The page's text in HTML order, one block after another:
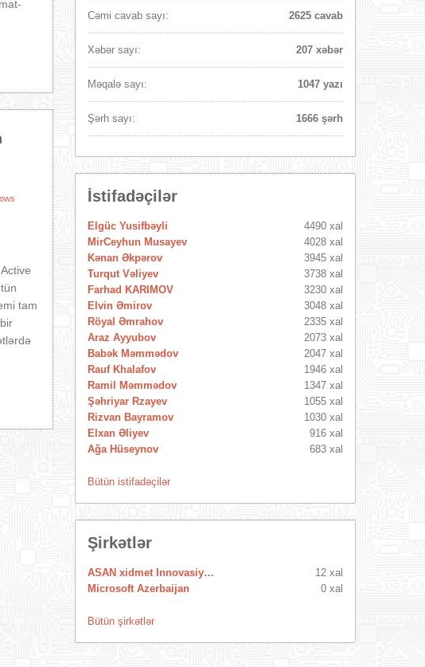
tam
Cəmi cavab sayı: 2625 cavab
Xəbər sayı: 207 xəbər
Məqalə sayı: 1047 yazı
Şərh sayı: 1666 şərh
İstifadəçilər
Elgüc Yusifbəyli
4490 xal
MirCeyhun Musayev
4028 xal
Kənan Əkpərov
3945 xal
Turqut Vəliyev
3738 xal
Farhad KARIMOV
3230 xal
Elvin Əmirov
3048 xal
Röyal Əmrahov
2335 xal
Araz Ayyubov
2073 xal
Babək Məmmədov
2047 xal
Rauf Khalafov
1946 xal
Ramil Məmmədov
1347 xal
Şəhriyar Rzayev
1055 xal
Rizvan Bayramov
1030 xal
Elxan Əliyev
916 xal
Ağa Hüseynov
683 xal
Bütün istifadəçilər
Şirkətlər
ASAN xidmet Innovasiya Mərkəzi
12 xal
Microsoft Azerbaijan
0 xal
Bütün şirkətlər